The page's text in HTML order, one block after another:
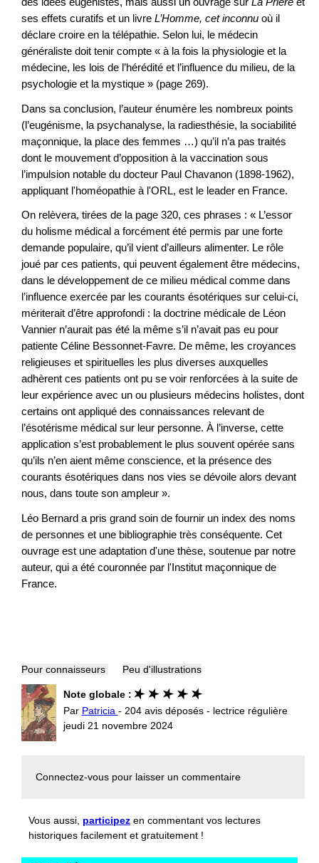
ses effets curatifs et un livre L’Homme, cet inconnu où il
déclare croire en la télépathie. Selon lui, le médecin
généraliste doit tenir compte « à la fois la physiologie et la
médecine, les lois de l’hérédité et l’influence du milieu, de la
psychologie et la mystique » (page 269).
Dans sa conclusion, l’auteur énumère les nombreux points
(l’eugénisme, la psychanalyse, la radiesthésie, la sociabilité
maçonnique, la place des femmes …) qu’il n’a pas traités
dont le mouvement d’opposition à la vaccination sous
l’impulsion notable du docteur Paul Chavanon (1898-1962),
appliquant l'homéopathie à l'ORL, est le leader en France.
On relèvera, tirées de la page 320, ces phrases : « L’essor
du holisme médical a forcément été permis par une forte
demande populaire, qu’il vient d’ailleurs alimenter. Le rôle
joué par ces patients, qui peuvent également être médecins,
dans le développement de ce milieu médical comme dans
l’influence exercée par les courants ésotériques sur celui-ci,
mériterait d’être approfondi : la doctrine médicale de Léon
Vannier n’aurait pas été la même s’il n’avait pas eu pour
patiente Céline Bessonnet-Favre. De même, les croyances
religieuses et spirituelles les plus diverses auxquelles
adhèrent ces patients ont pu se voir renforcées à la suite de
leur expérience avec un ou plusieurs médecins holistes, dont
certains ont appliqué des connaissances relevant de
l’ésotérisme médical sur leur personne. À l’inverse, cette
application s’est probablement le plus souvent opérée sans
qu’ils n’en aient même conscience, et la présence des
courants ésotériques dans nos vies se dévoile alors devant
nous, dans toute son ampleur ».
Léo Bernard a pris grand soin de fournir un index des noms
de personnes et une bibliographie très conséquente. Cet
ouvrage est une adaptation d'une thèse, soutenue par notre
auteur, qui a été couronnée par l'Institut maçonnique de
France.
Pour connaisseurs Peu d'illustrations
Note globale :
Par Patricia - 204 avis déposés - lectrice régulière
jeudi 21 novembre 2024
Connectez-vous pour laisser un commentaire
Vous aussi, participez en commentant vos lectures
historiques facilement et gratuitement !